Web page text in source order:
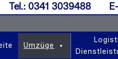
Tel.: 0341 3039488 E-
Umzüge